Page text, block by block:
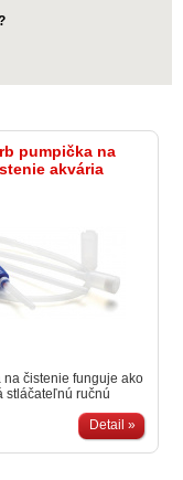
pumpička na
akvária
na čistenie funguje ako
stláčateľnú ručnú
jednoducho
vodu z vášho akvária.
s hadičkou po dne
odpad a kal z vody.
Detail »